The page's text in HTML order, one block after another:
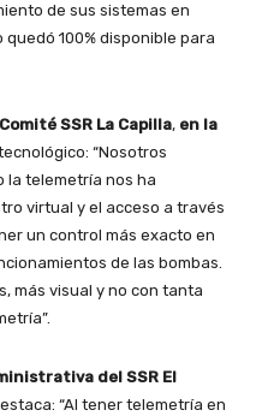
de sus sistemas en
100% disponible para
SSR La Capilla, en la
“Nosotros
la telemetría nos ha
virtual y el acceso a través
un control más exacto en
de las bombas.
más visual y no con tanta
del SSR El
“Al tener telemetría en